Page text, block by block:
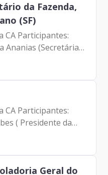
da Fazenda,
(SF)
Ananias (Secretária
Francisco de
da Prodam) Luís
( Presidente da
Lacerda Ananias
Prodam)
Geral do